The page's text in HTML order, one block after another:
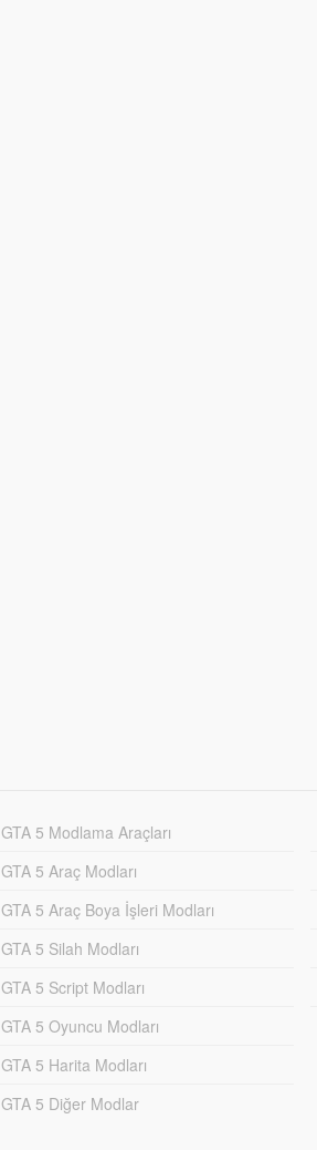
GTA 5 Modlama Araçları
GTA 5 Araç Modları
GTA 5 Araç Boya İşleri Modları
GTA 5 Silah Modları
GTA 5 Script Modları
GTA 5 Oyuncu Modları
GTA 5 Harita Modları
GTA 5 Diğer Modlar